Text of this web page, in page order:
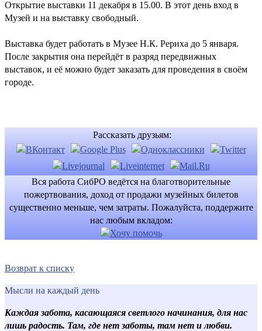
Открытие выставки 11 декабря в 15.00. В этот день вход в
Музей и на выставку свободный.
Выставка будет работать в Музее Н.К. Рериха до 5 января.
После закрытия она перейдёт в разряд передвижных
выставок, и её можно будет заказать для проведения в своём
городе.
Рассказать друзьям:
Вся работа СибРО ведётся на благотворительные
пожертвования, доход от продажи музейных билетов
существенно меньше, чем затраты. Пожалуйста, поддержите
нас любым вкладом:
Возврат к списку
Мысли на каждый день
Каждая забота, касающаяся светлого начинания, для нас
лишь радость. Там, где нет заботы, там нет и любви.